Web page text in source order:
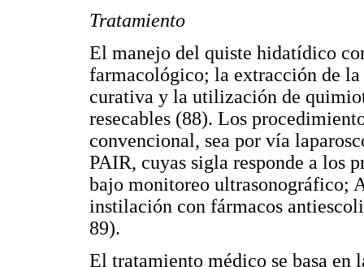
Tratamiento
El manejo del quiste hidatídico
farmacológico; la extracción de
curativa y la utilización de
resecables (88). Los
convencional, sea por vía
PAIR, cuyas sigla responde a los
bajo monitoreo ultrasonográfico;
instilación con fármacos
89).
El tratamiento médico se basa